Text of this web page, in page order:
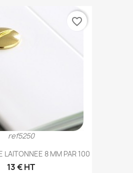
ref5250
LAITONNEE 8 MM PAR 100
13 € HT
favorite_border